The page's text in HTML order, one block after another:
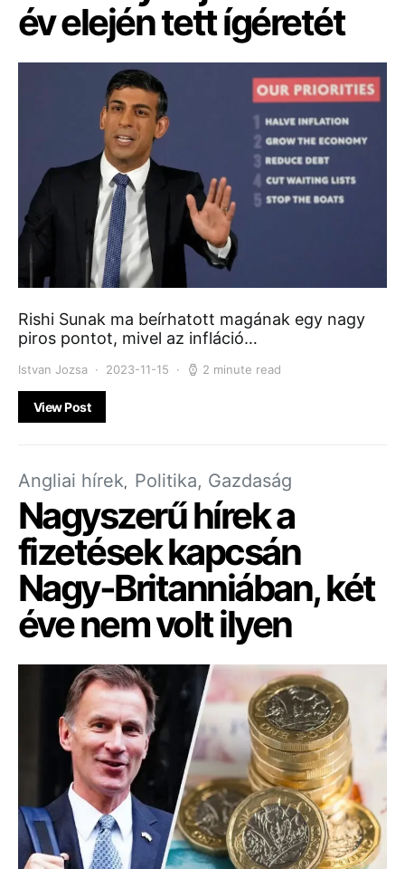
év elején tett ígéretét
Rishi Sunak ma beírhatott magának egy nagy
piros pontot, mivel az infláció…
Istvan Jozsa 2023-11-15 2 minute read
View Post
Angliai hírek Politika, Gazdaság
Nagyszerű hírek a
fizetések kapcsán
Nagy-Britanniában, két
éve nem volt ilyen